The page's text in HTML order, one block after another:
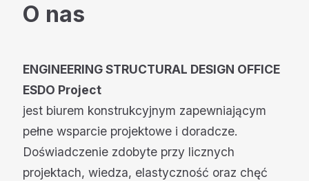
O nas
ENGINEERING STRUCTURAL DESIGN OFFICE
ESDO Project
jest biurem konstrukcyjnym zapewniającym
pełne wsparcie projektowe i doradcze.
Doświadczenie zdobyte przy licznych
projektach, wiedza, elastyczność oraz chęć